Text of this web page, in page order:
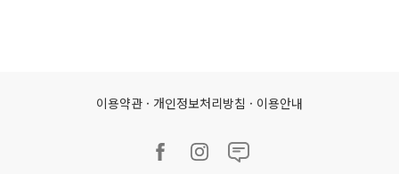
이용약관 · 개인정보처리방침 · 이용안내